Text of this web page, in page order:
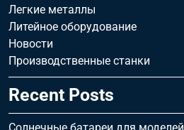
Легкие металлы
Литейное оборудование
Новости
Производственные станки
Recent Posts
Солнечные батареи для